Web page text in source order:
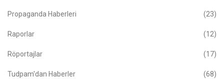
Propaganda Haberleri (23)
Raporlar (12)
Röportajlar (17)
Tudpam'dan Haberler (68)